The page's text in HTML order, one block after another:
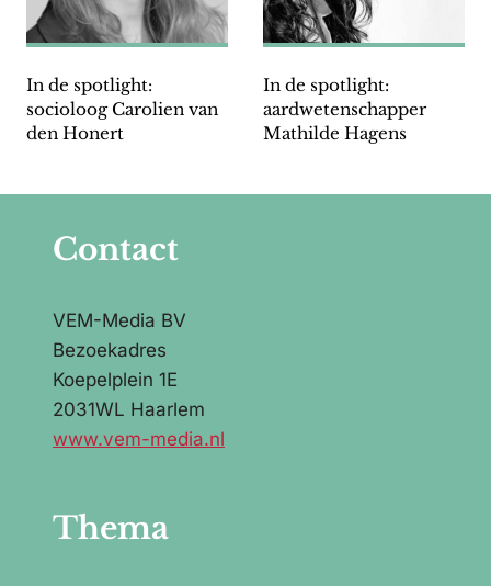
In de spotlight:
socioloog Carolien van
den Honert
In de spotlight:
aardwetenschapper
Mathilde Hagens
Contact
VEM-Media BV
Bezoekadres
Koepelplein 1E
2031WL Haarlem
www.vem-media.nl
Thema